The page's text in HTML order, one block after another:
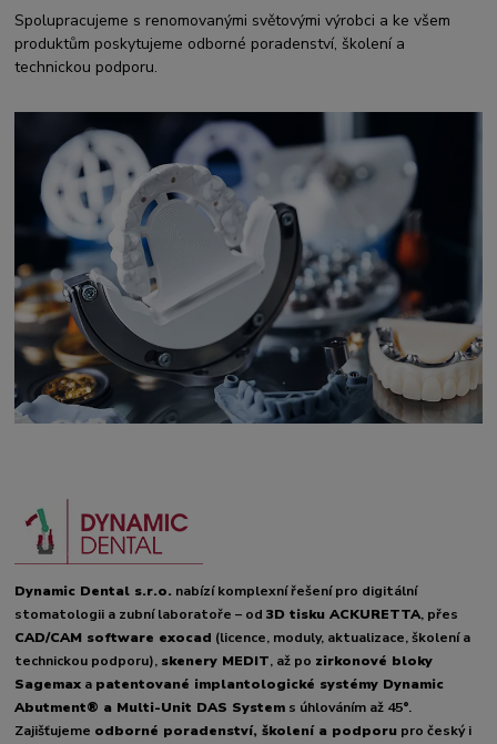
Spolupracujeme s renomovanými světovými výrobci a ke všem
produktům poskytujeme odborné poradenství, školení a
technickou podporu.
Dynamic Dental s.r.o. nabízí komplexní řešení pro digitální
stomatologii a zubní laboratoře – od3D tisku ACKURETTA, přes
CAD/CAM software exocad (licence, moduly, aktualizace, školení a
technickou podporu), skenery MEDIT, až po zirkonové bloky
Sagemax a patentované implantologické systémy Dynamic
Abutment® a Multi-Unit DAS System s úhlováním až 45°.
Zajišťujeme odborné poradenství, školení a podporu pro český i